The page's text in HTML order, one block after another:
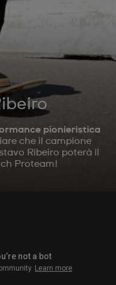
pionieristica
che il campione
Ribeiro poterà il
Proteam!